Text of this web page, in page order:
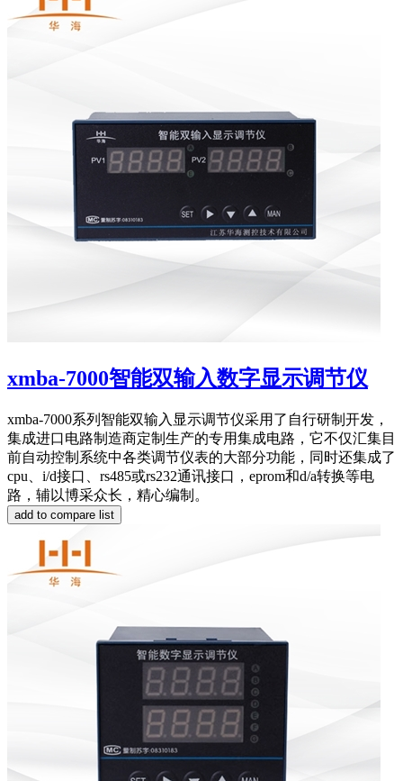
xmba-7000智能双输入数字显示调节仪
xmba-7000系列智能双输入显示调节仪采用了自行研制开发，
集成进口电路制造商定制生产的专用集成电路，它不仅汇集目
前自动控制系统中各类调节仪表的大部分功能，同时还集成了
cpu、i/d接口、rs485或rs232通讯接口，eprom和d/a转换等电
路，辅以博采众长，精心编制。